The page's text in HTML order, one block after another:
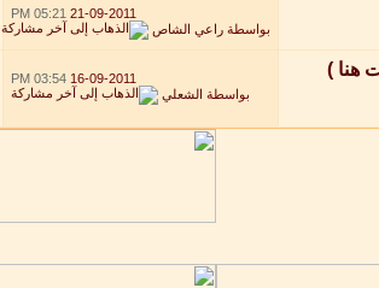
21-09-2011
05:21 PM
بواسطة راعي الشاص
هنا ) 16-09-2011
03:54 PM
بواسطة الشعلي